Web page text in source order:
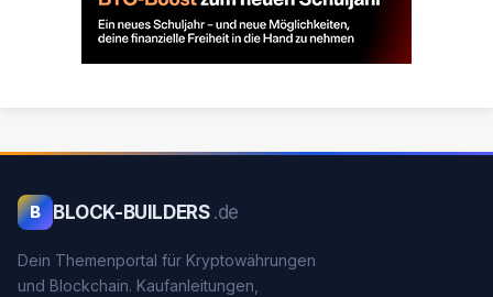
B BLOCK-BUILDERS .de
Dein Themenportal für Kryptowährungen
und Blockchain. Kaufanleitungen,